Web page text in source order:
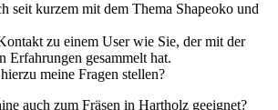
seit kurzem mit dem Thema Shapeoko und
zu einem User wie Sie, der mit der
Erfahrungen gesammelt hat.
meine Fragen stellen?
auch zum Fräsen in Hartholz geeignet?